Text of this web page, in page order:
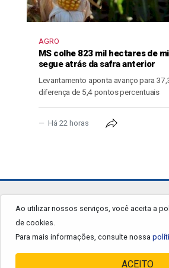
AGRO
MS colhe 823 mil hectares de
segue atrás da safra anterior
Levantamento aponta avanço para
diferença de 5,4 pontos percentuais
Há 22 horas
Ao utilizar nossos serviços, você aceita a
de cookies.
Para mais informações, consulte nossa
ACEITO